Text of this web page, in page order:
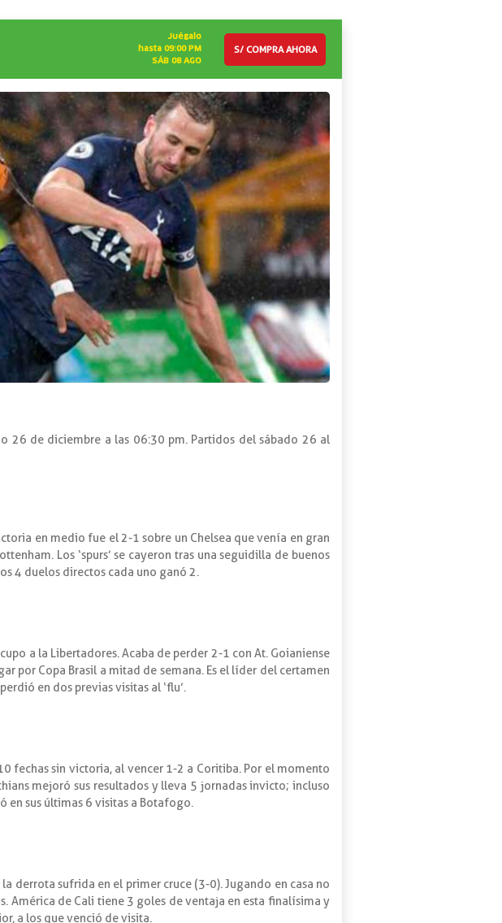
Juégalo
hasta 09:00 PM
SÁB 08 AGO
S/ COMPRA AHORA
26 de diciembre a las 06:30 pm. Partidos del sábado 26 al
en medio fue el 2-1 sobre un Chelsea que venía en gran
Los ‘spurs’ se cayeron tras una seguidilla de buenos
4 duelos directos cada uno ganó 2.
a la Libertadores. Acaba de perder 2-1 con At. Goianiense
por Copa Brasil a mitad de semana. Es el líder del certamen
en dos previas visitas al ‘flu’.
fechas sin victoria, al vencer 1-2 a Coritiba. Por el momento
mejoró sus resultados y lleva 5 jornadas invicto; incluso
en sus últimas 6 visitas a Botafogo.
derrota sufrida en el primer cruce (3-0). Jugando en casa no
América de Cali tiene 3 goles de ventaja en esta finalísima y
a los que venció de visita.